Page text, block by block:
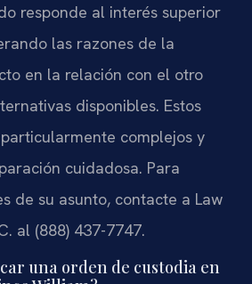
responde al interés superior
las razones de la
en la relación con el otro
disponibles. Estos
complejos y
cuidadosa. Para
de su asunto, contacte a Law
al (888) 437-7747.
una orden de custodia en